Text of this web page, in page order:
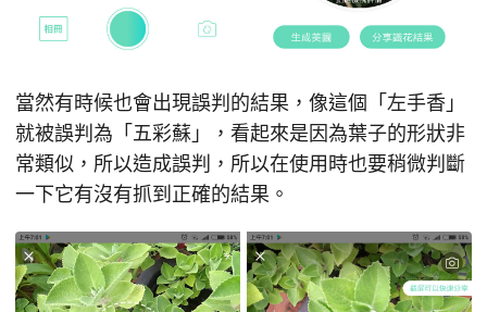
當然有時候也會出現誤判的結果，像這個「左手香」
就被誤判為「五彩蘇」，看起來是因為葉子的形狀非
常類似，所以造成誤判，所以在使用時也要稍微判斷
一下它有沒有抓到正確的結果。